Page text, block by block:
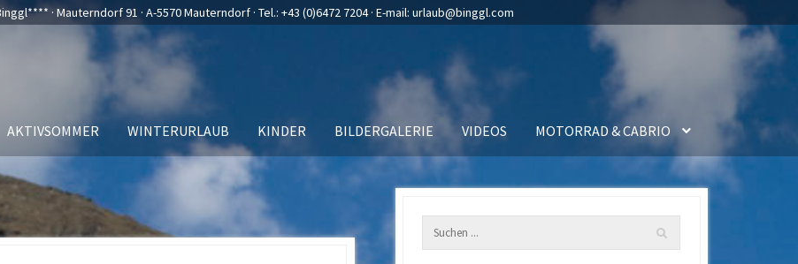
· Mauterndorf 91 · A-5570 Mauterndorf · Tel.: +43 (0)6472 7204· E-mail: urlaub@binggl.com
AKTIVSOMMER WINTERURLAUB KINDER BILDERGALERIE VIDEOS MOTORRAD & CABRIO